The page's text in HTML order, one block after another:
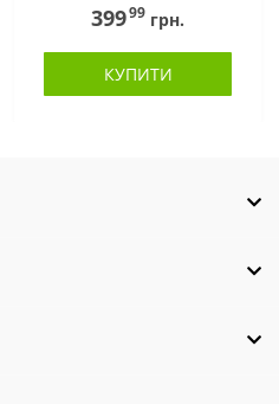
39999 грн.
КУПИТИ